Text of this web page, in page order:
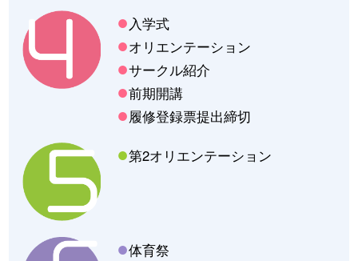
入学式
オリエンテーション
サークル紹介
前期開講
履修登録票提出締切
第2オリエンテーション
体育祭